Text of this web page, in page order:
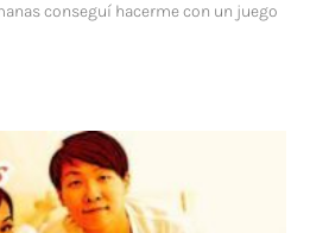
conseguí hacerme con un juego